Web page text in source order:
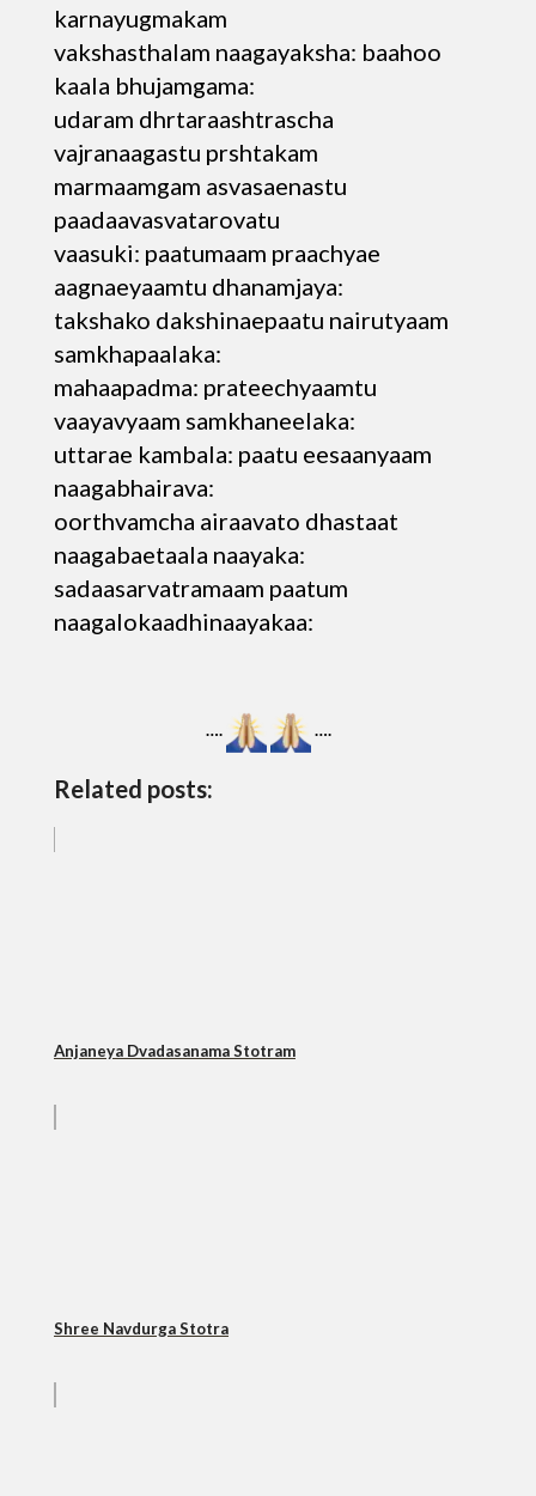
karnayugmakam
vakshasthalam naagayaksha: baahoo
kaala bhujamgama:
udaram dhrtaraashtrascha
vajranaagastu prshtakam
marmaamgam asvasaenastu
paadaavasvatarovatu
vaasuki: paatumaam praachyae
aagnaeyaamtu dhanamjaya:
takshako dakshinaepaatu nairutyaam
samkhapaalaka:
mahaapadma: prateechyaamtu
vaayavyaam samkhaneelaka:
uttarae kambala: paatu eesaanyaam
naagabhairava:
oorthvamcha airaavato dhastaat
naagabaetaala naayaka:
sadaasarvatramaam paatum
naagalokaadhinaayakaa:
…. ….
Related posts:
Anjaneya Dvadasanama Stotram
Shree Navdurga Stotra